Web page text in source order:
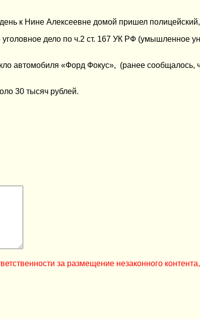
к Нине Алексеевне домой пришел
дело по ч.2 ст. 167 УК РФ (умышленное
автомобиля «Форд Фокус», (ранее сообщалось,
30 тысяч рублей.
за размещение незаконного